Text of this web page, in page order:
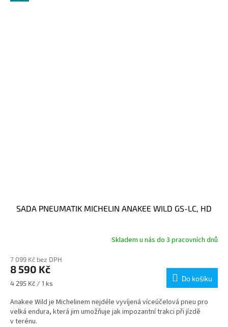
SADA PNEUMATIK MICHELIN ANAKEE WILD GS-LC, HD
Skladem u nás do 3 pracovních dnů
7 099 Kč bez DPH
8 590 Kč
Měrná
4 295 Kč / 1 ks
Do košíku
Anakee Wild je Michelinem nejdéle vyvíjená víceúčelová pneu pro
velká endura, která jim umožňuje jak impozantní trakci při jízdě
v terénu.